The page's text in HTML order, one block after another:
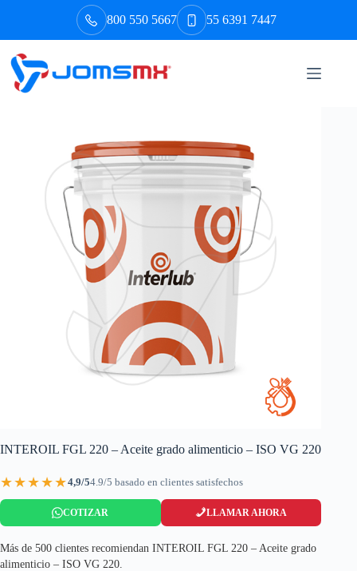
800 550 5667 55 6391 7447
INTEROIL FGL 220 – Aceite grado alimenticio – ISO VG 220
★★★★★4,9/54.9/5 basado en clientes satisfechos
COTIZAR LLAMAR AHORA
Más de 500 clientes recomiendan INTEROIL FGL 220 – Aceite grado
alimenticio – ISO VG 220.